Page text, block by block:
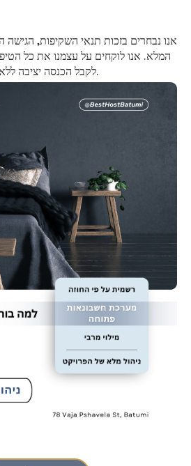
אנו נבחרים בזכות תנאי השקיפות, הגישה
המלא. אנו לוקחים על עצמנו את כל
לקבל הכנסה יציבה ללא טרחה.